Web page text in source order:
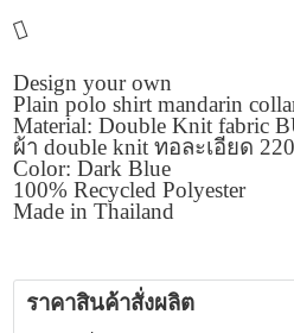
Design your own
Plain polo shirt mandarin
Material: Double Knit fabric
ผ้า double knit ทอละเอียด
Color: Dark Blue
100% Recycled Polyester
Made in Thailand
ราคาสินค้าสั่งผลิต